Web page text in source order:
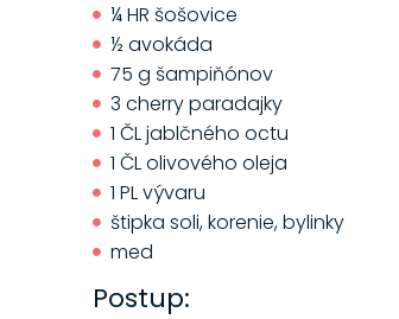
¼ HR šošovice
½ avokáda
75 g šampiňónov
3 cherry paradajky
1 ČL jablčného octu
1 ČL olivového oleja
1 PL vývaru
štipka soli, korenie, bylinky
med
Postup: